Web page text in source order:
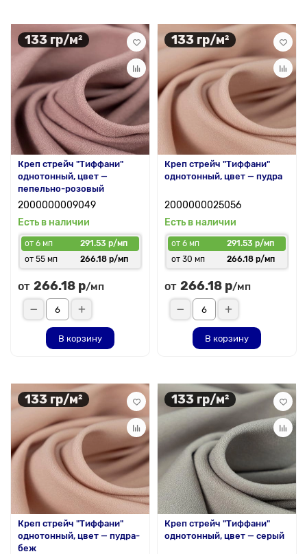
133 гр/м²
Креп стрейч "Тиффани"
однотонный, цвет —
пепельно-розовый
2000000009049
Есть в наличии
от 6 мп
291.53 р/мп
от 55 мп
266.18 р/мп
от 266.18 р/мп
В корзину
133 гр/м²
Креп стрейч "Тиффани"
однотонный, цвет — пудра
2000000025056
Есть в наличии
от 6 мп
291.53 р/мп
от 30 мп
266.18 р/мп
от 266.18 р/мп
В корзину
133 гр/м²
Креп стрейч "Тиффани"
однотонный, цвет — пудра-
беж
133 гр/м²
Креп стрейч "Тиффани"
однотонный, цвет — серый